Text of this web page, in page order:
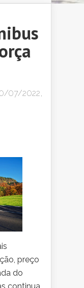
07/2022,
preço
do
continua